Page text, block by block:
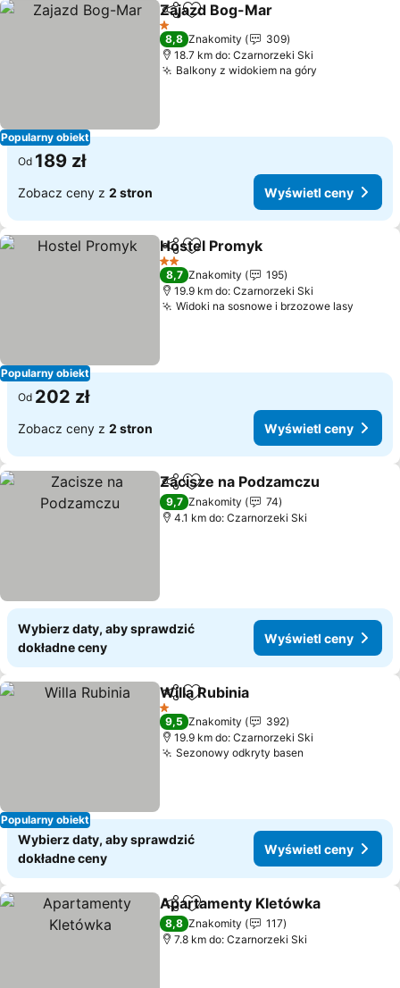
Popularny obiekt
Udostępnij
Dodaj do ulubionych
Zajazd Bog-Mar
1 Kategoria
8,8 Znakomity
309
18.7 km do: Czarnorzeki Ski
Balkony z widokiem na góry
Od 189 zł
Zobacz ceny z 2 stron Wyświetl ceny
Popularny obiekt
Udostępnij
Dodaj do ulubionych
Hostel Promyk
2 Kategoria
8,7 Znakomity
195
19.9 km do: Czarnorzeki Ski
Widoki na sosnowe i brzozowe lasy
Od 202 zł
Zobacz ceny z 2 stron Wyświetl ceny
Udostępnij
Dodaj do ulubionych
Zacisze na Podzamczu
9,7 Znakomity
74
4.1 km do: Czarnorzeki Ski
Wybierz daty, aby sprawdzić
dokładne ceny
Wyświetl ceny
Popularny obiekt
Udostępnij
Dodaj do ulubionych
Willa Rubinia
1 Kategoria
9,5 Znakomity
392
19.9 km do: Czarnorzeki Ski
Sezonowy odkryty basen
Wybierz daty, aby sprawdzić
dokładne ceny
Wyświetl ceny
Udostępnij
Dodaj do ulubionych
Apartamenty Kletówka
8,8 Znakomity
117
7.8 km do: Czarnorzeki Ski